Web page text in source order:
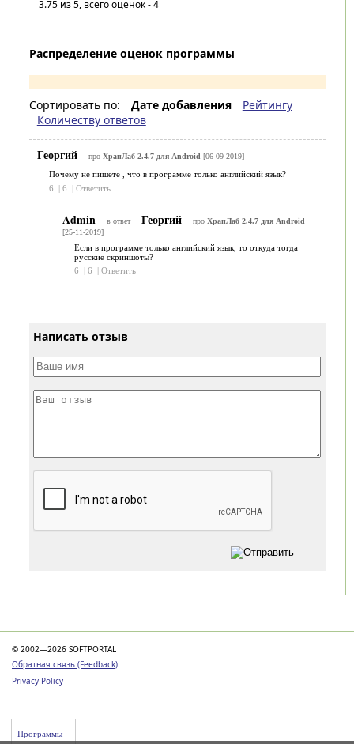
3.75из 5, всего оценок -4
Распределение оценок программы
Сортировать по: Дате добавления
Рейтингу
Количеству ответов
Георгий про ХрапЛаб 2.4.7 для Android [06-09-2019]
Почему не пишете , что в программе только английский язык?
6
| 6 | Ответить
Admin в ответ Георгий про ХрапЛаб 2.4.7 для Android
[25-11-2019]
Если в программе только английский язык, то откуда тогда
русские скриншоты?
6
| 6 | Ответить
Написать отзыв
© 2002—2026 SOFTPORTAL
Обратная связь (Feedback)
Privacy Policy
Программы